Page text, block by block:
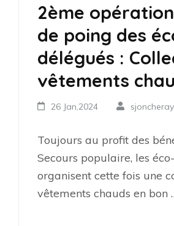
2ème
de poing des
délégués :
vêtements
26 Jan,2024 sjoncheray
Toujours au profit des
Secours populaire, les
organisent cette fois une
vêtements chauds en bon